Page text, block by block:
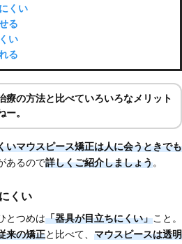
くい
る
い
る
療の方法と比べていろいろなメリット
ー。
いマウスピース矯正は人に会うときでも
あるので詳しくご紹介しましょう。
くい
とつめは「器具が目立ちにくい」こと。
来の矯正と比べて、 マウスピースは透明